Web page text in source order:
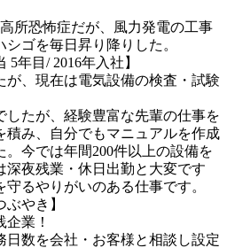
所恐怖症だが、風力発電の工事
ゴを毎日昇り降りした。
5年目/ 2016年入社】
が、現在は電気設備の検査・試験
したが、経験豊富な先輩の仕事を
積み、自分でもマニュアルを作成
今では年間200件以上の設備を
深夜残業・休日出勤と大変です
るやりがいのある仕事です。
ぶやき】
業！
日数を会社・お客様と相談し設定